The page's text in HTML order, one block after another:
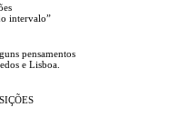
intervalo”
pensamentos
e Lisboa.